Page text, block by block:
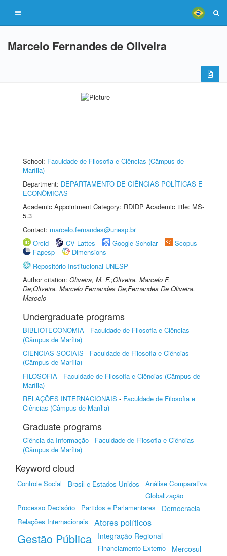
Marcelo Fernandes de Oliveira
School: Faculdade de Filosofia e Ciências (Câmpus de
Marília)
Department: DEPARTAMENTO DE CIÊNCIAS POLÍTICAS E
ECONÔMICAS
Academic Appointment Category: RDIDP Academic title: MS-
5.3
Contact: marcelo.fernandes@unesp.br
Orcid
CV Lattes Google Scholar
Scopus
Fapesp
Dimensions
Repositório Institucional UNESP
Author citation: Oliveira, M. F.;Oliveira, Marcelo F.
De;Oliveira, Marcelo Fernandes De;Fernandes De Oliveira,
Marcelo
Undergraduate programs
BIBLIOTECONOMIA - Faculdade de Filosofia e Ciências
(Câmpus de Marília)
CIÊNCIAS SOCIAIS - Faculdade de Filosofia e Ciências
(Câmpus de Marília)
FILOSOFIA - Faculdade de Filosofia e Ciências (Câmpus de
Marília)
RELAÇÕES INTERNACIONAIS - Faculdade de Filosofia e
Ciências (Câmpus de Marília)
Graduate programs
Ciência da Informação - Faculdade de Filosofia e Ciências
(Câmpus de Marília)
Keyword cloud
Controle Social Brasil e Estados Unidos
Análise Comparativa
Globalização
Processo Decisório
Partidos e Parlamentares Democracia
Relações Internacionais Atores políticos
Gestão Pública Integração Regional
Financiamento Externo Mercosul